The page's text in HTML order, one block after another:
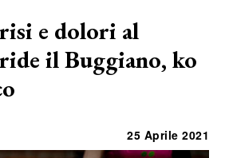
e dolori al
il Buggiano, ko
25 Aprile 2021